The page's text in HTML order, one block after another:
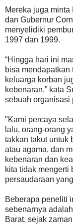
Mereka juga
dan Gubernur
menyelidiki
1997 dan 1999.
“Hingga hari ini
bisa mendapatkan
keluarga korban
kebenaran,” kata
sebuah organisasi
"Kami percaya
lalu, orang-orang
takkan takut untuk
atau agama, dan
kebenaran dan
kita tidak mengerti
persaudaraan
Beberapa peneliti
sebenarnya
Barat, sejak